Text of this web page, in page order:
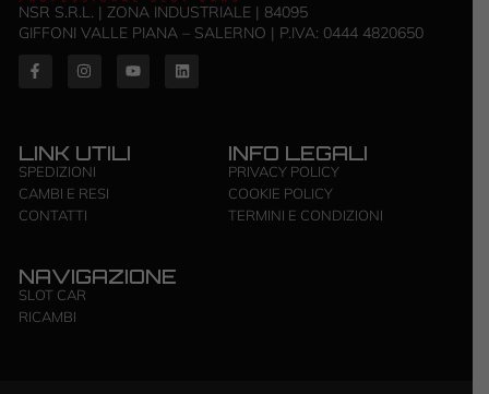
NSR S.R.L. | ZONA INDUSTRIALE | 84095
GIFFONI VALLE PIANA – SALERNO | P.IVA: ‭0444 4820650‬
LINK UTILI
SPEDIZIONI
CAMBI E RESI
CONTATTI
INFO LEGALI
PRIVACY POLICY
COOKIE POLICY
TERMINI E CONDIZIONI
NAVIGAZIONE
SLOT CAR
RICAMBI